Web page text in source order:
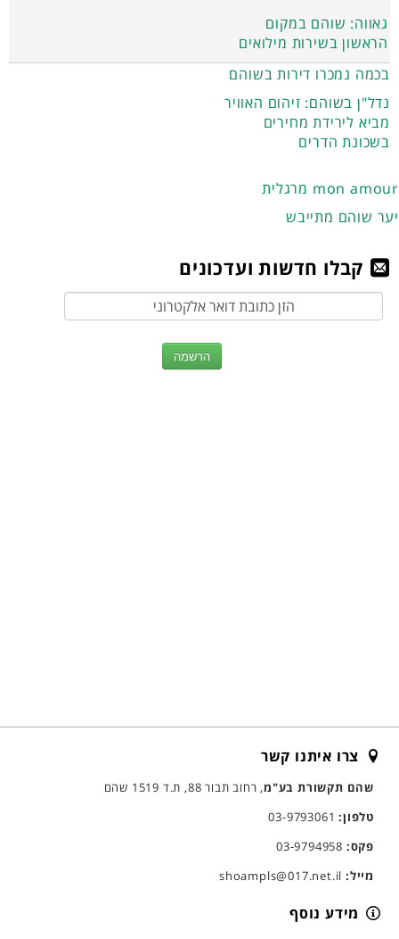
גאווה: שוהם במקום
הראשון בשירות מילואים
בכמה נמכרו דירות בשוהם
נדל"ן בשוהם: זיהום האוויר
מביא לירידת מחירים
בשכונת הדרים
מרגלית mon amour
יער שוהם מתייבש
קבלו חדשות ועדכונים
צרו איתנו קשר
שהם תקשורת בע"מ, רחוב תבור 88, ת.ד 1519 שהם
טלפון:03-9793061
פקס:
מייל:
מידע נוסף